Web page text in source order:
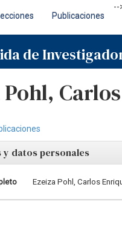
Publicaciones
--
de
Pohl,
y datos personales
Ezeiza Pohl, Carlos